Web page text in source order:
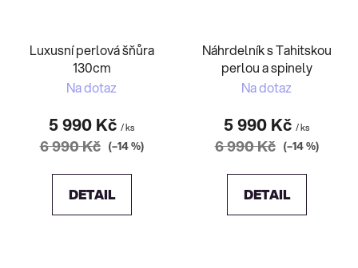
Luxusní perlová šňůra
130cm
Na dotaz
5 990 Kč / ks
6 990 Kč (–14 %)
DETAIL
Náhrdelník s Tahitskou
perlou a spinely
Na dotaz
5 990 Kč / ks
6 990 Kč (–14 %)
DETAIL